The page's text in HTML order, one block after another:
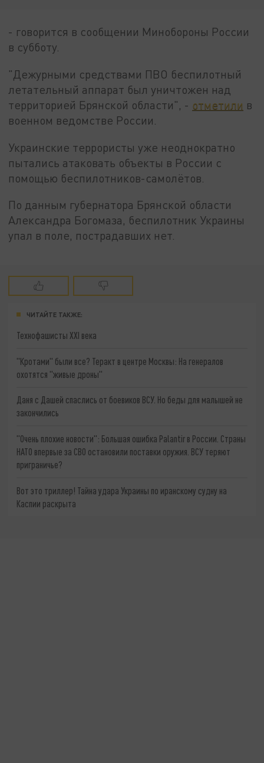
- говорится в сообщении Минобороны России
в субботу.
"Дежурными средствами ПВО беспилотный
летательный аппарат был уничтожен над
территорией Брянской области", - отметили в
военном ведомстве России.
Украинские террористы уже неоднократно
пытались атаковать объекты в России с
помощью беспилотников-самолётов.
По данным губернатора Брянской области
Александра Богомаза, беспилотник Украины
упал в поле, пострадавших нет.
ЧИТАЙТЕ ТАКЖЕ:
Технофашисты XXI века
"Кротами" были все? Теракт в центре Москвы: На генералов
охотятся "живые дроны"
Даня с Дашей спаслись от боевиков ВСУ. Но беды для малышей не
закончились
"Очень плохие новости": Большая ошибка Palantir в России. Страны
НАТО впервые за СВО остановили поставки оружия. ВСУ теряют
приграничье?
Вот это триллер! Тайна удара Украины по иранскому судну на
Каспии раскрыта